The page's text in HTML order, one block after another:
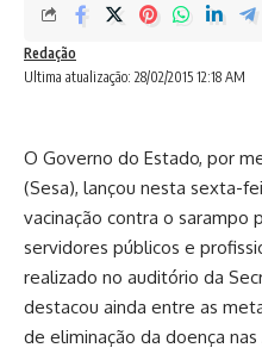
Ultima atualização: 28/02/2015 12:18 AM
Redação
O Governo do Estado, por
(Sesa), lançou nesta sexta-
vacinação contra o sarampo
servidores públicos e
realizado no auditório da
destacou ainda entre as
de eliminação da doença nas